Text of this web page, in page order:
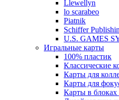
Llewellyn
lo scarabeo
Piatnik
Schiffer
U.S. GAMES
Игральные карты
100% пластик
Классические
Карты для
Карты для
Карты в